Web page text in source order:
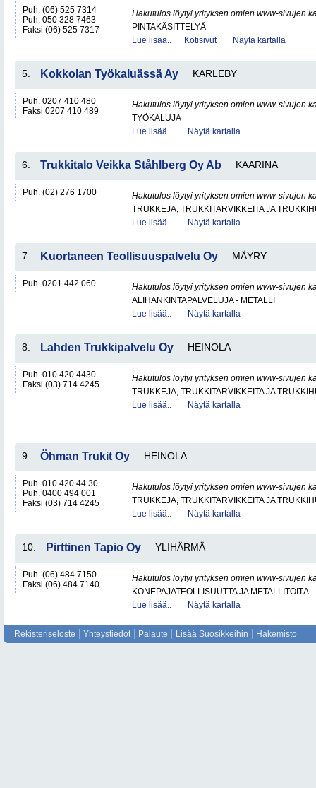
Puh. (06) 525 7314
Puh. 050 328 7463
Faksi (06) 525 7317
Hakutulos löytyi yrityksen omien www-sivujen
PINTAKÄSITTELYÄ
Lue lisää..
Kotisivut Näytä kartalla
5. Kokkolan Työkaluässä Ay KARLEBY
Puh. 0207 410 480
Faksi 0207 410 489
Hakutulos löytyi yrityksen omien www-sivujen
TYÖKALUJA
Lue lisää..
Näytä kartalla
6. Trukkitalo Veikka Ståhlberg Oy Ab KAARINA
Puh. (02) 276 1700
Hakutulos löytyi yrityksen omien www-sivujen
TRUKKEJA, TRUKKITARVIKKEITA JA
Lue lisää..
Näytä kartalla
7. Kuortaneen Teollisuuspalvelu Oy MÄYRY
Puh. 0201 442 060
Hakutulos löytyi yrityksen omien www-sivujen
ALIHANKINTAPALVELUJA - METALLI
Lue lisää..
Näytä kartalla
8. Lahden Trukkipalvelu Oy HEINOLA
Puh. 010 420 4430
Faksi (03) 714 4245
Hakutulos löytyi yrityksen omien www-sivujen
TRUKKEJA, TRUKKITARVIKKEITA JA
Lue lisää..
Näytä kartalla
9. Öhman Trukit Oy HEINOLA
Puh. 010 420 44 30
Puh. 0400 494 001
Faksi (03) 714 4245
Hakutulos löytyi yrityksen omien www-sivujen
TRUKKEJA, TRUKKITARVIKKEITA JA
Lue lisää..
Näytä kartalla
10. Pirttinen Tapio Oy YLIHÄRMÄ
Puh. (06) 484 7150
Faksi (06) 484 7140
Hakutulos löytyi yrityksen omien www-sivujen
KONEPAJATEOLLISUUTTA JA METALLITÖITÄ
Lue lisää..
Näytä kartalla
Rekisteriseloste Yhteystiedot Palaute Lisää Suosikkeihin Hakemisto